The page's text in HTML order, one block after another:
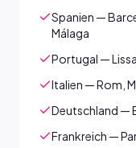
Spanien —
Málaga
Portugal —
Italien — Rom,
Deutschland —
Frankreich —